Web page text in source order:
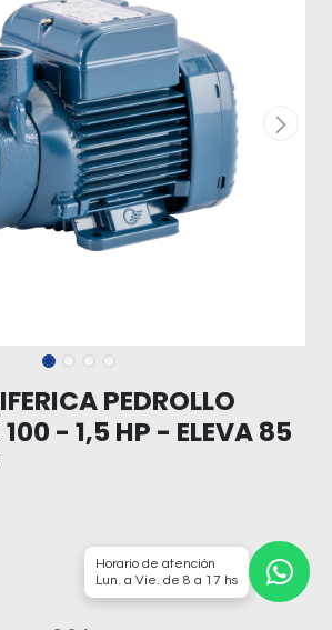
PEDROLLO
- 1,5 HP - ELEVA 85
Horario de atención
Lun. a Vie. de 8 a 17 hs